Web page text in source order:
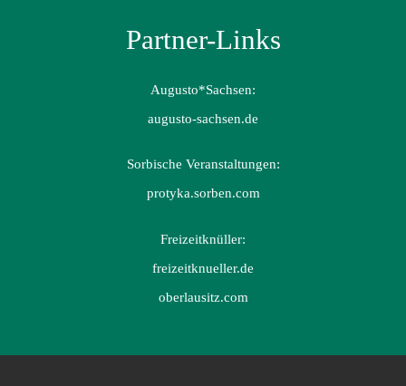
Partner-Links
Augusto*Sachsen:
augusto-sachsen.de
Sorbische Veranstaltungen:
protyka.sorben.com
Freizeitknüller:
freizeitknueller.de
oberlausitz.com